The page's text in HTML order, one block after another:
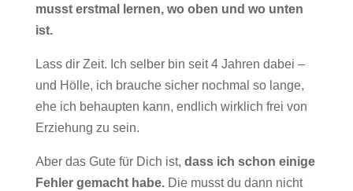
musst erstmal lernen, wo oben und wo unten
ist.
Lass dir Zeit. Ich selber bin seit 4 Jahren dabei –
und Hölle, ich brauche sicher nochmal so lange,
ehe ich behaupten kann, endlich wirklich frei von
Erziehung zu sein.
Aber das Gute für Dich ist, dass ich schon einige
Fehler gemacht habe.Die musst du dann nicht